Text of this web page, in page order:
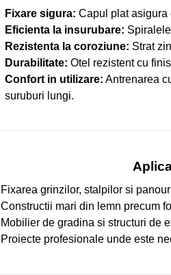
Fixare sigura: Capul plat asigura
Eficienta la insurubare:
Rezistenta la coroziune: Strat
Durabilitate: Otel rezistent cu
Confort in utilizare: Antrenarea
suruburi lungi.
Fixarea grinzilor, stalpilor si
Constructii mari din lemn precum
Mobilier de gradina si structuri de
Proiecte profesionale unde este